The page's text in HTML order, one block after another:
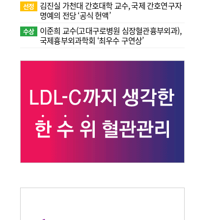
선정
김진실 가천대 간호대학 교수, 국제 간호연구자
명예의 전당 ‘공식 헌액’
수상
이준희 교수(고대구로병원 심장혈관흉부외과),
국제흉부외과학회 ‘최우수 구연상’